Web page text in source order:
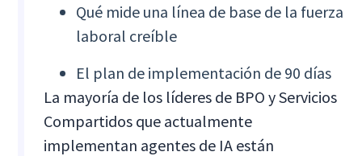
Qué mide una línea de base de la fuerza
laboral creíble
El plan de implementación de 90 días
La mayoría de los líderes de BPO y Servicios
Compartidos que actualmente
implementan agentes de IA están